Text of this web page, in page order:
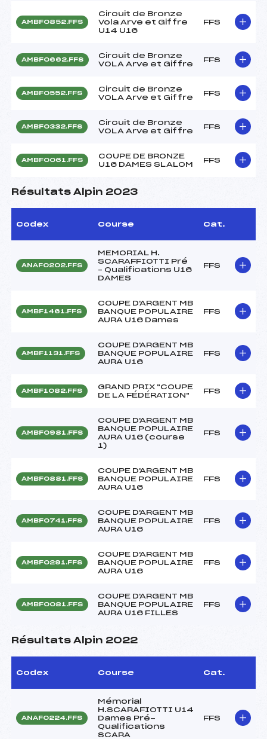
AMBF0852.FFS
Circuit de Bronze
Vola Arve et Giffre
U14 U16
FFS
AMBF0662.FFS
Circuit de Bronze
VOLA Arve et Giffre
FFS
AMBF0552.FFS
Circuit de Bronze
VOLA Arve et Giffre
FFS
AMBF0332.FFS
Circuit de Bronze
VOLA Arve et Giffre
FFS
AMBF0061.FFS
COUPE DE BRONZE
U16 DAMES SLALOM
FFS
Résultats Alpin 2023
Codex Course Cat.
ANAF0202.FFS
MEMORIAL H.
SCARAFFIOTTI Pré
– Qualifications U16
DAMES
FFS
AMBF1461.FFS
COUPE D'ARGENT MB
BANQUE POPULAIRE
AURA U16 Dames
FFS
AMBF1131.FFS
COUPE D'ARGENT MB
BANQUE POPULAIRE
AURA U16
FFS
AMBF1082.FFS
GRAND PRIX "COUPE
DE LA FÉDÉRATION"
FFS
AMBF0981.FFS
COUPE D'ARGENT MB
BANQUE POPULAIRE
AURA U16 (course
1)
FFS
AMBF0881.FFS
COUPE D'ARGENT MB
BANQUE POPULAIRE
AURA U16
FFS
AMBF0741.FFS
COUPE D'ARGENT MB
BANQUE POPULAIRE
AURA U16
FFS
AMBF0291.FFS
COUPE D'ARGENT MB
BANQUE POPULAIRE
AURA U16
FFS
AMBF0081.FFS
COUPE D'ARGENT MB
BANQUE POPULAIRE
AURA U16 FILLES
FFS
Résultats Alpin 2022
Codex Course Cat.
ANAF0224.FFS
Mémorial
H.SCARAFIOTTI U14
Dames Pré-
Qualifications
SCARA
FFS